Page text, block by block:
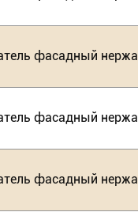
фасадный
фасадный
фасадный